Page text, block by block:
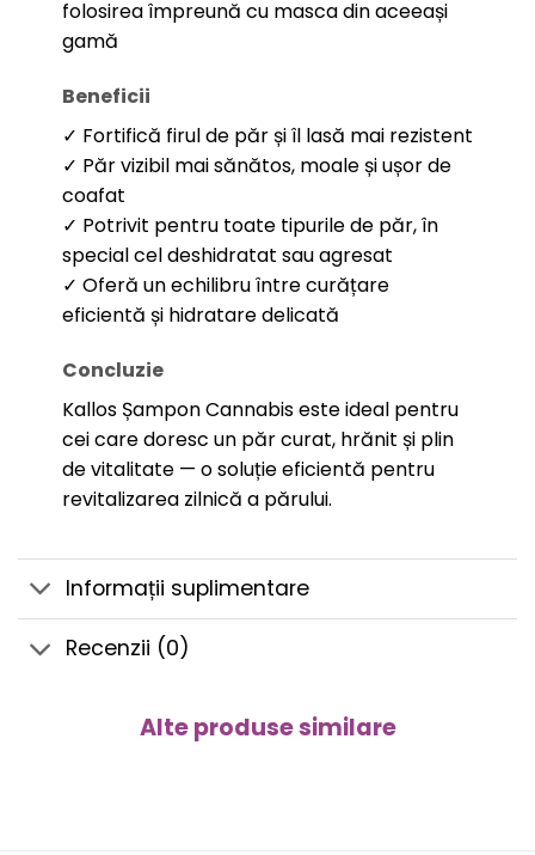
folosirea împreună cu masca din aceeași
gamă
Beneficii
✓ Fortifică firul de păr și îl lasă mai rezistent
✓ Păr vizibil mai sănătos, moale și ușor de
coafat
✓ Potrivit pentru toate tipurile de păr, în
special cel deshidratat sau agresat
✓ Oferă un echilibru între curățare
eficientă și hidratare delicată
Concluzie
Kallos Șampon Cannabis este ideal pentru
cei care doresc un păr curat, hrănit și plin
de vitalitate — o soluție eficientă pentru
revitalizarea zilnică a părului.
Informații suplimentare
Recenzii (0)
Alte produse similare